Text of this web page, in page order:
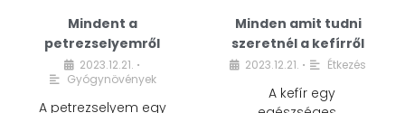
Mindent a
petrezselyemről
2023.12.21. •
Gyógynövények
A petrezselyem egy
Minden amit tudni
szeretnél a kefírről
2023.12.21. • Étkezés
A kefír egy